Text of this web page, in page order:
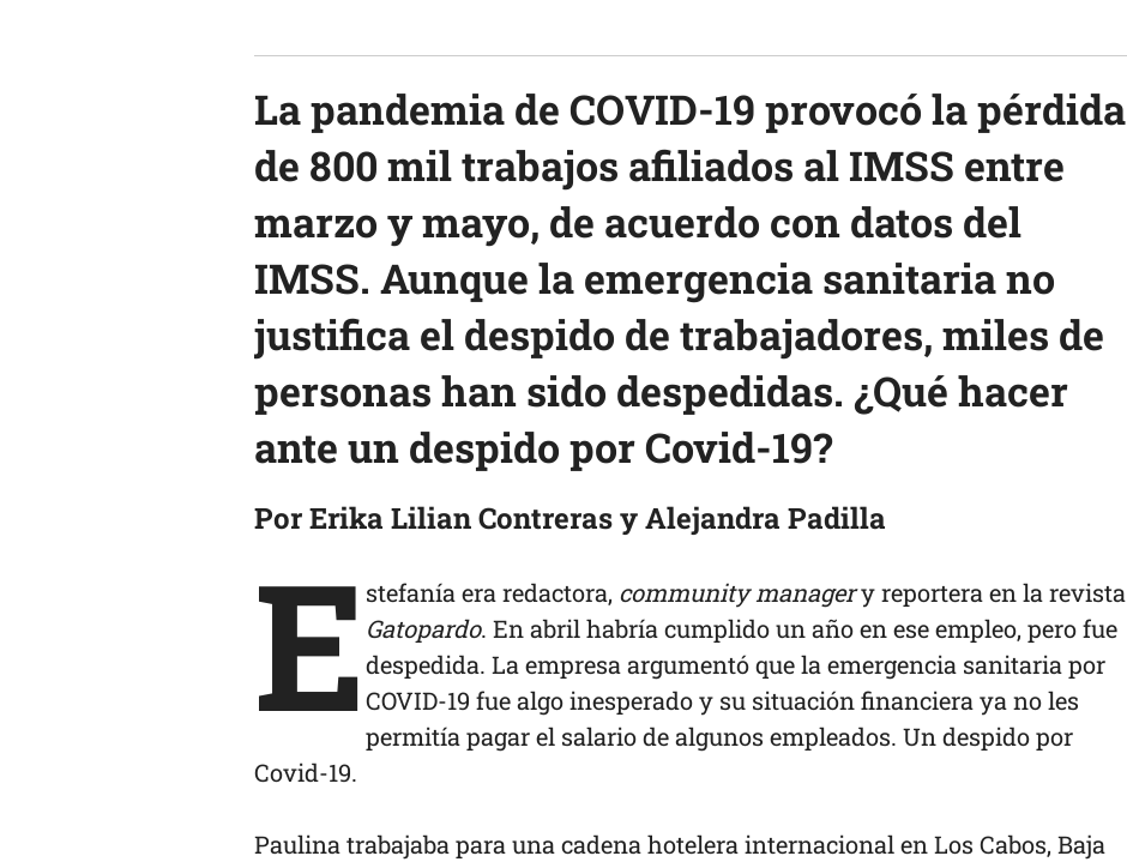
La pandemia de COVID-19 provocó la pérdida
de 800 mil trabajos afiliados al IMSS entre
marzo y mayo, de acuerdo con datos del
IMSS. Aunque la emergencia sanitaria no
justifica el despido de trabajadores, miles de
personas han sido despedidas. ¿Qué hacer
ante un despido por Covid-19?
Por Erika Lilian Contreras y Alejandra Padilla
E stefanía era redactora, community managery reportera en la revista
Gatopardo. En abril habría cumplido un año en ese empleo, pero fue
despedida. La empresa argumentó que la emergencia sanitaria por
COVID-19 fue algo inesperado y su situación financiera ya no les
permitía pagar el salario de algunos empleados. Un despido por
Covid-19.
Paulina trabajaba para una cadena hotelera internacional en Los Cabos, Baja